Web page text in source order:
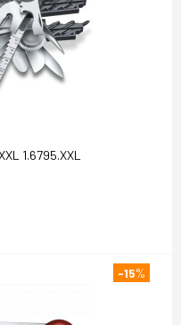
1.6795.XXL
-15%